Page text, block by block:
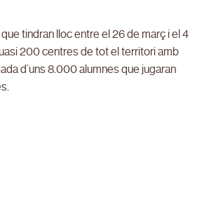
tindran lloc entre el 26 de març i el 4
200 centres de tot el territori amb
d’uns 8.000 alumnes que jugaran